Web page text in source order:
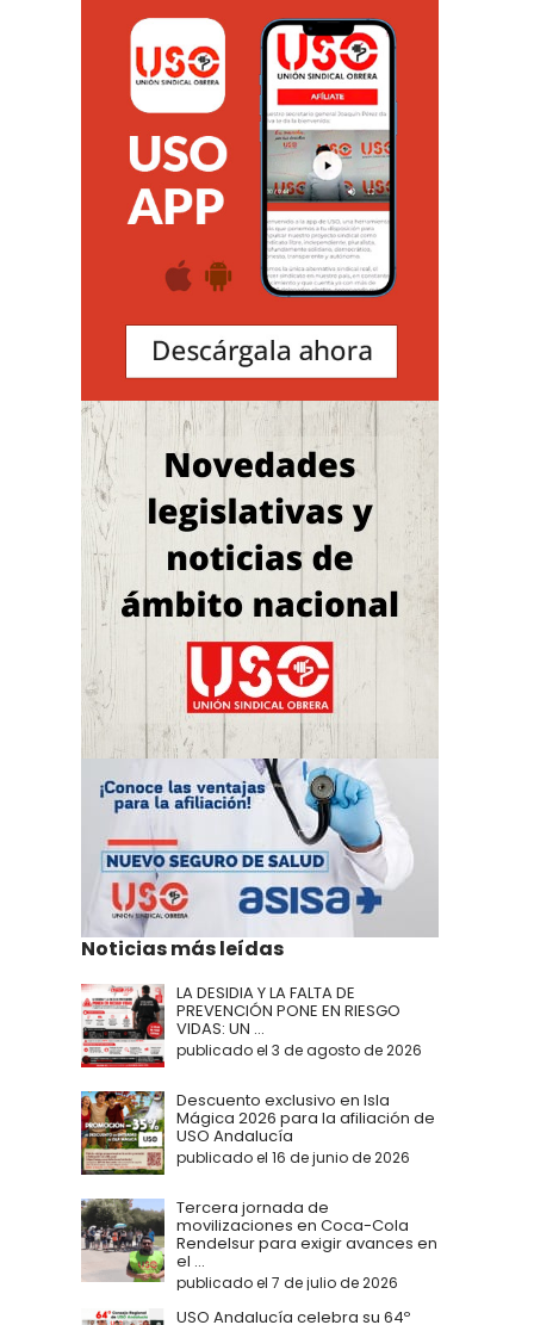
Noticias más leídas
LA DESIDIA Y LA FALTA DE
PREVENCIÓN PONE EN RIESGO
VIDAS: UN ...
publicado el 3 de agosto de 2026
Descuento exclusivo en Isla
Mágica 2026 para la afiliación de
USO Andalucía
publicado el 16 de junio de 2026
Tercera jornada de
movilizaciones en Coca-Cola
Rendelsur para exigir avances en
el ...
publicado el 7 de julio de 2026
USO Andalucía celebra su 64º